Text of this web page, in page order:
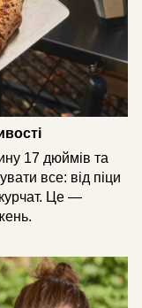
17 дюймів та
все: від піци
Це —